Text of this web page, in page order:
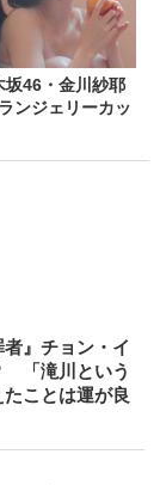
坂46・金川紗耶
ンジェリーカッ
』チョン・イ
「滝川という
ことは運が良